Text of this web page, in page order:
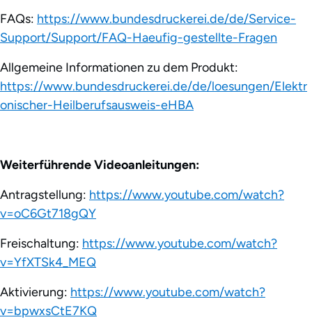
FAQs: https://www.bundesdruckerei.de/de/Service-
Support/Support/FAQ-Haeufig-gestellte-Fragen
Allgemeine Informationen zu dem Produkt:
https://www.bundesdruckerei.de/de/loesungen/Elektr
onischer-Heilberufsausweis-eHBA
Weiterführende Videoanleitungen:
Antragstellung: https://www.youtube.com/watch?
v=oC6Gt718gQY
Freischaltung: https://www.youtube.com/watch?
v=YfXTSk4_MEQ
Aktivierung: https://www.youtube.com/watch?
v=bpwxsCtE7KQ